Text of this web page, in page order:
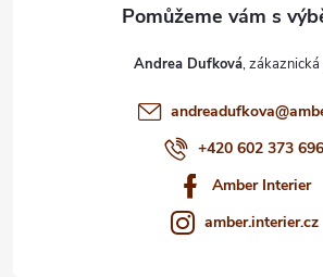
Andrea Dufková
andreadufkova@
+420 602 373 696
Amber Interier
amber.interier.cz